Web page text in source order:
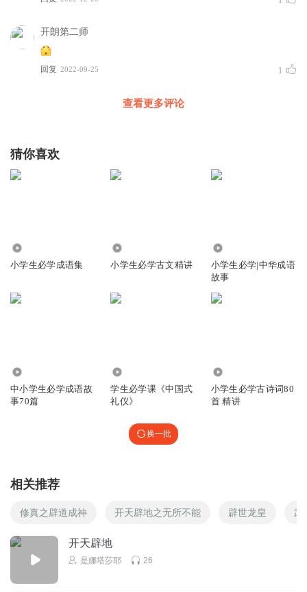
开朗第二师
回复 2022-09-25 1
查看更多评论
猜你喜欢
小学生必学成语集 小学生必学古文精讲
小学生必学|中华成语
故事
中小学生必学成语故
事70篇
学生必学课《中国式
礼仪》
小学生必学古诗词80
首 精讲
换一批
相关推荐
修真之辟道成神 开天辟地之无所不能 辟世龙皇 武
开天辟地
是娜塔莎耶 26